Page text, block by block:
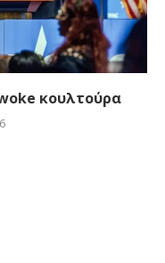
κουλτούρα